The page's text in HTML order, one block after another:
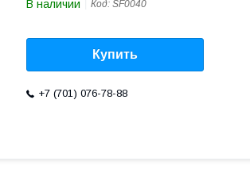
В наличии Код: SF0040
Купить
+7 (701) 076-78-88